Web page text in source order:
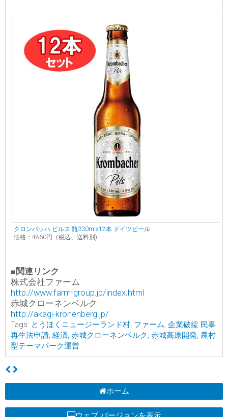
クロンバッハ ピルス 瓶330mlx12本 ドイツビール
価格：4860円（税込、送料別)
■関連リンク
株式会社ファーム
http://www.farm-group.jp/index.html
赤城クローネンベルク
http://akagi-kronenberg.jp/
Tags: とうほくニュージーランド村, ファーム, 企業破綻.民事
再生法申請, 経済, 赤城クローネンベルク, 赤城高原開発, 農村
型テーマパーク運営
ホーム